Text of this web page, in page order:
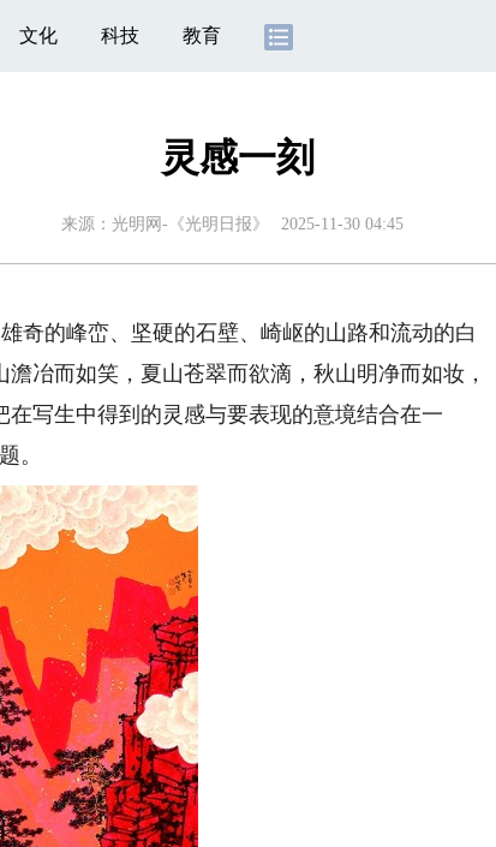
文化 科技 教育
灵感一刻
来源： 光明网-《光明日报》 2025-11-30 04:45
的峰峦、坚硬的石壁、崎岖的山路和流动的白
冶而如笑，夏山苍翠而欲滴，秋山明净而如妆，
写生中得到的灵感与要表现的意境结合在一
。